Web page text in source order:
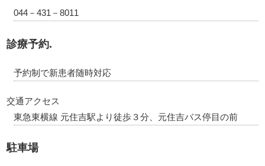
044－431－8011
診療予約.
予約制で新患者随時対応
交通アクセス
東急東横線 元住吉駅より徒歩３分、元住吉バス停目の前
駐車場